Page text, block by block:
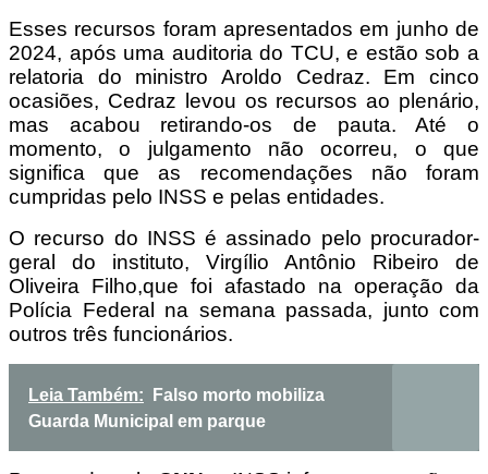
Esses recursos foram apresentados em junho de
2024, após uma auditoria do TCU, e estão sob a
relatoria do ministro Aroldo Cedraz. Em cinco
ocasiões, Cedraz levou os recursos ao plenário,
mas acabou retirando-os de pauta. Até o
momento, o julgamento não ocorreu, o que
significa que as recomendações não foram
cumpridas pelo INSS e pelas entidades.
O recurso do INSS é assinado pelo procurador-
geral do instituto, Virgílio Antônio Ribeiro de
Oliveira Filho,que foi afastado na operação da
Polícia Federal na semana passada, junto com
outros três funcionários.
Leia Também:
Falso morto mobiliza
Guarda Municipal em parque